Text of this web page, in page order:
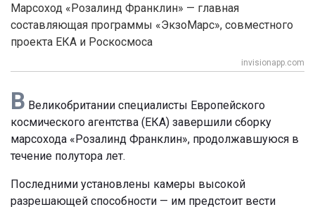
Марсоход «Розалинд Франклин» — главная
составляющая программы «ЭкзоМарс», совместного
проекта ЕКА и Роскосмоса
invisionapp.com
В Великобритании специалисты Европейского
космического агентства (ЕКА) завершили сборку
марсохода «Розалинд Франклин», продолжавшуюся в
течение полутора лет.
Последними установлены камеры высокой
разрешающей способности — им предстоит вести